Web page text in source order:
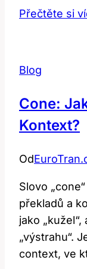
Přečtěte si
Blog
Cone:
Kontext?
Od
Slovo
překladů a
jako
„výstrahu“.
context, ve